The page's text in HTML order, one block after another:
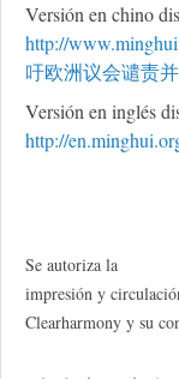
Versión en chino
http://
吁欧洲议会谴责
Versión en inglés
http://
Se autoriza la
impresión y
Clearharmony y su